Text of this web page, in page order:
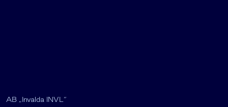
AB „Invalda INVL“